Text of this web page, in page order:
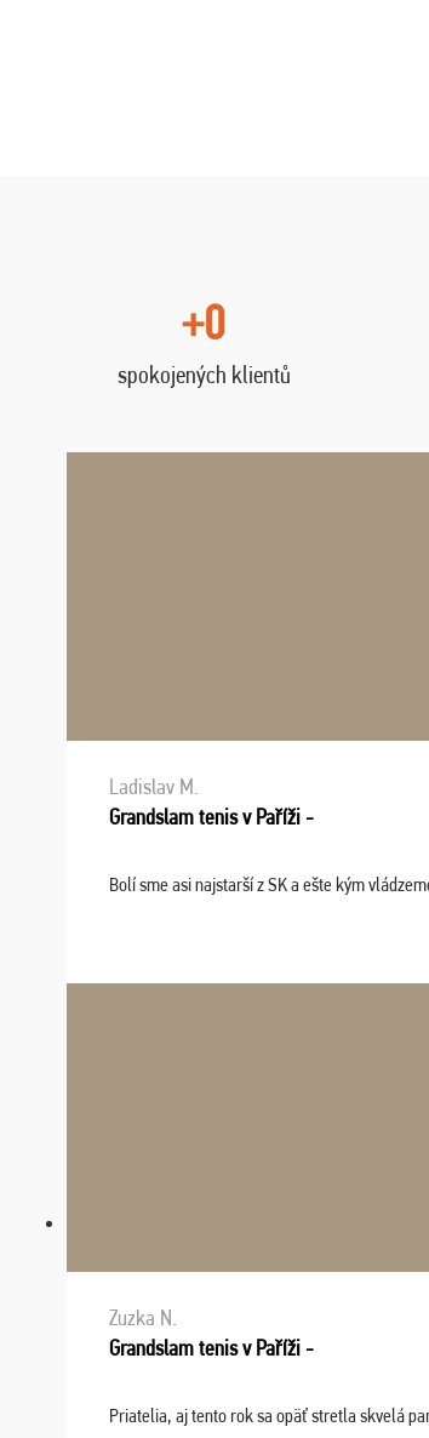
+0
spokojených klientů
Ladislav M.
Grandslam tenis v Paříži -
Bolí sme asi najstarší z SK a ešte kým
Zuzka N.
Grandslam tenis v Paříži -
Priatelia, aj tento rok sa opäť stretla skvelá